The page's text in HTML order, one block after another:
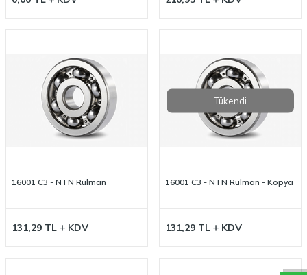
16001 C3 - NTN Rulman
131,29 TL KDV
Tükendi
16001 C3 - NTN Rulman - Kopya
131,29 TL KDV